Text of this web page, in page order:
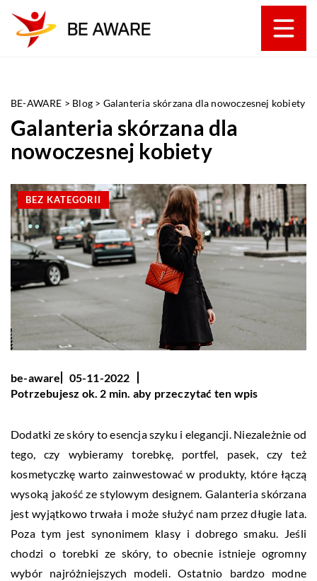
BE-AWARE > Blog > Galanteria skórzana dla nowoczesnej kobiety
Galanteria skórzana dla
nowoczesnej kobiety
BEZ KATEGORII
be-aware
05-11-2022
Potrzebujesz ok. 2 min. aby przeczytać ten wpis
Dodatki ze skóry to esencja szyku i elegancji. Niezależnie od
tego, czy wybieramy torebkę, portfel, pasek, czy też
kosmetyczkę warto zainwestować w produkty, które łączą
wysoką jakość ze stylowym designem. Galanteria skórzana
jest wyjątkowo trwała i może służyć nam przez długie lata.
Poza tym jest synonimem klasy i dobrego smaku. Jeśli
chodzi o torebki ze skóry, to obecnie istnieje ogromny
wybór najróżniejszych modeli. Ostatnio bardzo modne